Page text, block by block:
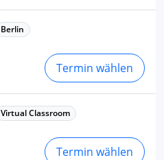
Berlin
Termin wählen
Virtual Classroom
Termin wählen